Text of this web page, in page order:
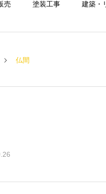
売 塗装工事 建築・
仏間